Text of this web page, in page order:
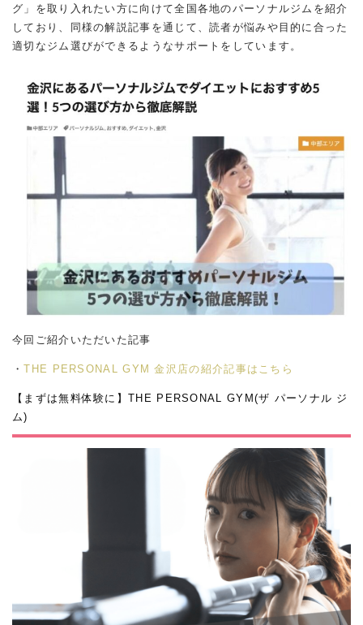
グ」を取り入れたい方に向けて全国各地のパーソナルジムを紹介
しており、同様の解説記事を通じて、読者が悩みや目的に合った
適切なジム選びができるようなサポートをしています。
今回ご紹介いただいた記事
・THE PERSONAL GYM 金沢店の紹介記事はこちら
【まずは無料体験に】THE PERSONAL GYM(ザ パーソナル ジ
ム)